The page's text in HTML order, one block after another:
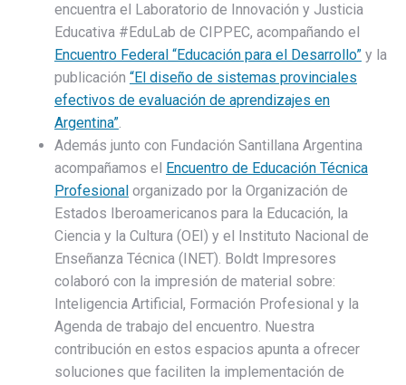
encuentra el Laboratorio de Innovación y Justicia
Educativa #EduLab de CIPPEC, acompañando el
Encuentro Federal “Educación para el Desarrollo” y la
publicación “El diseño de sistemas provinciales
efectivos de evaluación de aprendizajes en
Argentina”.
Además junto con Fundación Santillana Argentina
acompañamos el Encuentro de Educación Técnica
Profesional organizado por la Organización de
Estados Iberoamericanos para la Educación, la
Ciencia y la Cultura (OEI) y el Instituto Nacional de
Enseñanza Técnica (INET). Boldt Impresores
colaboró con la impresión de material sobre:
Inteligencia Artificial, Formación Profesional y la
Agenda de trabajo del encuentro. Nuestra
contribución en estos espacios apunta a ofrecer
soluciones que faciliten la implementación de